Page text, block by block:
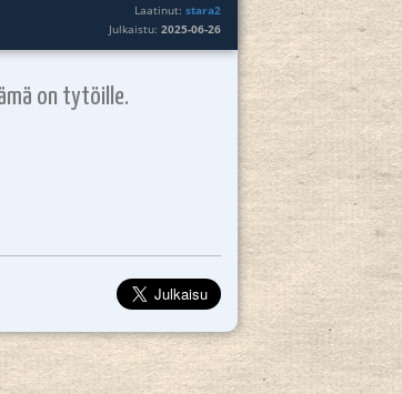
Laatinut:stara2
Julkaistu:2025-06-26
on tytöille.